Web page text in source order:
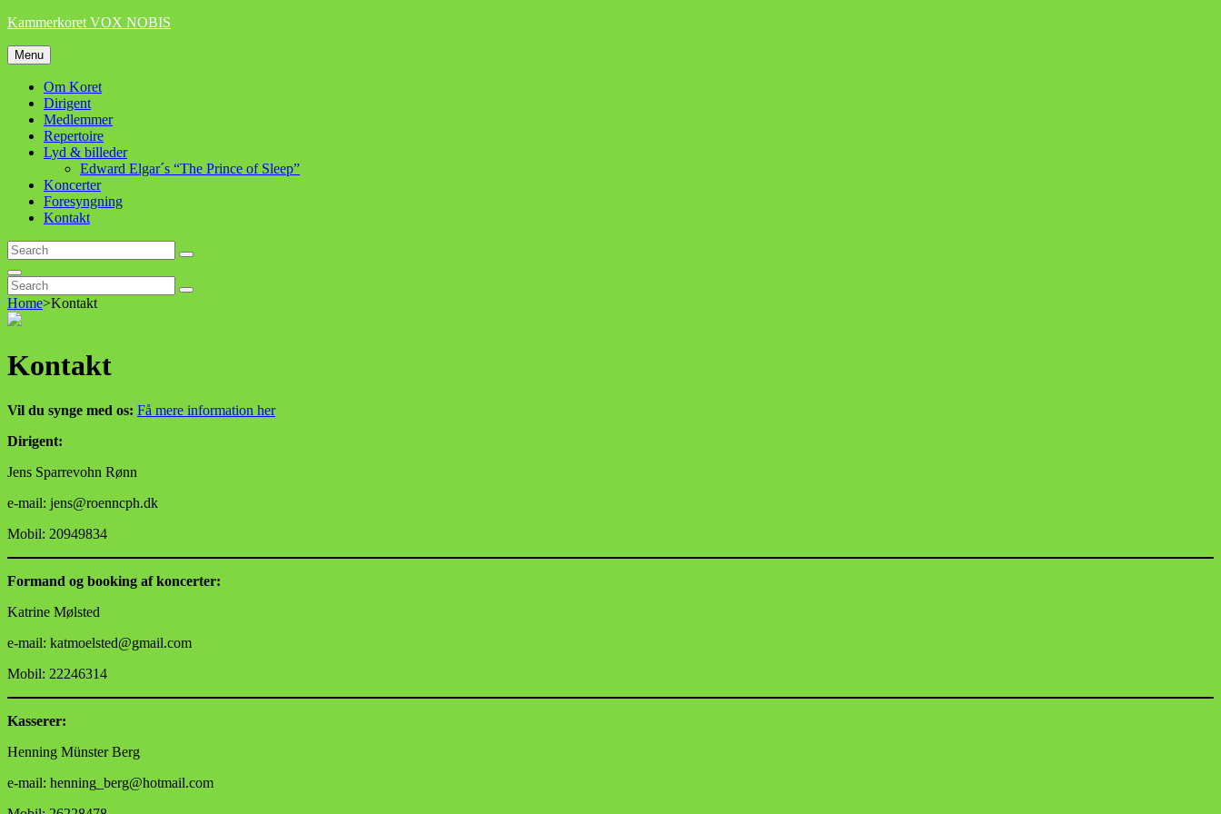
Skip
content
Kammerkoret VOX NOBIS
Menu
Om Koret
Dirigent
Medlemmer
Repertoire
Lyd & billeder
Edward Elgar´s “The Prince of Sleep”
Koncerter
Foresyngning
Kontakt
Search
for:
Search
Search
Search
for:
Search
Home>Kontakt
Kontakt
Vil du synge med os: Få mere information her
Dirigent:
Jens Sparrevohn Rønn
e-mail: jens@roenncph.dk
Mobil: 20949834
Formand og booking af koncerter:
Katrine Mølsted
e-mail: katmoelsted@gmail.com
Mobil: 22246314
Kasserer:
Henning Münster Berg
e-mail: henning_berg@hotmail.com